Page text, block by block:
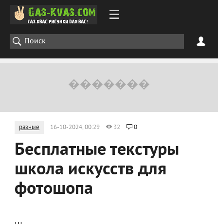
разные 16-10-2024, 00:29 32 0
Бесплатные текстуры
школа искусств для
фотошопа